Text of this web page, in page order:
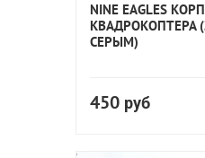
NINE EAGLES
КВАДРОКОПТЕРА
СЕРЫМ)
450 руб